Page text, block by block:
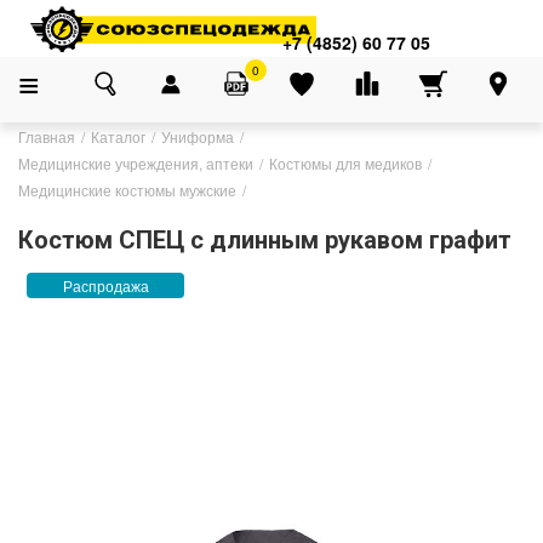
+7 (4852) 60 77 05
0
Главная Каталог
Униформа
Медицинские учреждения, аптеки
Костюмы для медиков
Медицинские костюмы мужские
Костюм СПЕЦ с длинным рукавом графит
Распродажа